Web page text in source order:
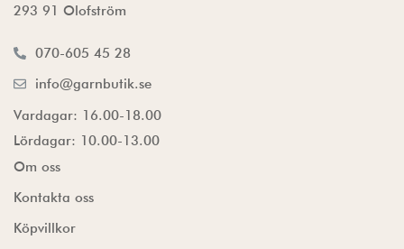
293 91 Olofström
070-605 45 28
info@garnbutik.se
Vardagar: 16.00-18.00
Lördagar: 10.00-13.00
Om oss
Kontakta oss
Köpvillkor